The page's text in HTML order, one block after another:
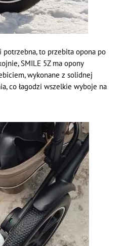
potrzebna, to przebita opona po
SMILE 5Z ma opony
wykonane z solidnej
co łagodzi wszelkie wyboje na